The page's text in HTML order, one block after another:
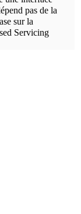
pas de la
sur la
Servicing